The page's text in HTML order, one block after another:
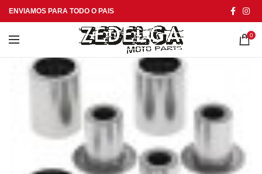
ENVIAMOS PARA TODO O PAIS
0